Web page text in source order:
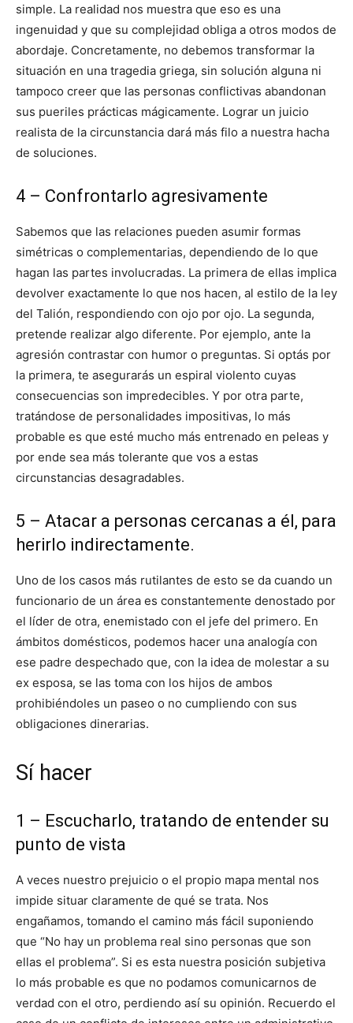
simple. La realidad nos muestra que eso es una
ingenuidad y que su complejidad obliga a otros modos de
abordaje. Concretamente, no debemos transformar la
situación en una tragedia griega, sin solución alguna ni
tampoco creer que las personas conflictivas abandonan
sus pueriles prácticas mágicamente. Lograr un juicio
realista de la circunstancia dará más filo a nuestra hacha
de soluciones.
4 – Confrontarlo agresivamente
Sabemos que las relaciones pueden asumir formas
simétricas o complementarias, dependiendo de lo que
hagan las partes involucradas. La primera de ellas implica
devolver exactamente lo que nos hacen, al estilo de la ley
del Talión, respondiendo con ojo por ojo. La segunda,
pretende realizar algo diferente. Por ejemplo, ante la
agresión contrastar con humor o preguntas. Si optás por
la primera, te asegurarás un espiral violento cuyas
consecuencias son impredecibles. Y por otra parte,
tratándose de personalidades impositivas, lo más
probable es que esté mucho más entrenado en peleas y
por ende sea más tolerante que vos a estas
circunstancias desagradables.
5 – Atacar a personas cercanas a él, para
herirlo indirectamente.
Uno de los casos más rutilantes de esto se da cuando un
funcionario de un área es constantemente denostado por
el líder de otra, enemistado con el jefe del primero. En
ámbitos domésticos, podemos hacer una analogía con
ese padre despechado que, con la idea de molestar a su
ex esposa, se las toma con los hijos de ambos
prohibiéndoles un paseo o no cumpliendo con sus
obligaciones dinerarias.
Sí hacer
1 – Escucharlo, tratando de entender su
punto de vista
A veces nuestro prejuicio o el propio mapa mental nos
impide situar claramente de qué se trata. Nos
engañamos, tomando el camino más fácil suponiendo
que “No hay un problema real sino personas que son
ellas el problema”. Si es esta nuestra posición subjetiva
lo más probable es que no podamos comunicarnos de
verdad con el otro, perdiendo así su opinión. Recuerdo el